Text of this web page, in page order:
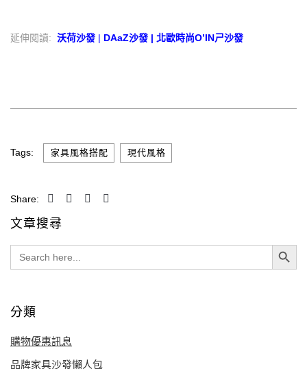
延伸閱讀: 沃荷沙發 | DAaZ沙發 | 北歐時尚O’INㄕ沙發
Tags: 家具風格搭配 現代風格
Share:
文章搜尋
Search
for:
Search Button
分類
購物優惠訊息
品牌家具沙發懶人包